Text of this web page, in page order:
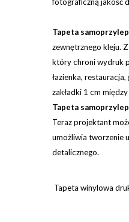
Tapeta
zewnętrznego kleju.
który chroni wydruk
łazienka,
zakładki 1 cm
Tapeta
Teraz projektant
umożliwia tworzenie
detalicznego.
Tapeta winylowa